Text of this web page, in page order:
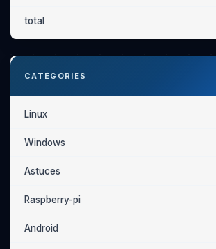
total
CATÉGORIES
Linux
Windows
Astuces
Raspberry-pi
Android